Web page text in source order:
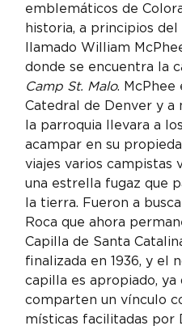
emblemáticos de
historia, a principios
llamado William
donde se encuentra la
Camp St. Malo.
Catedral de Denver y a
la parroquia llevara a
acampar en su
viajes varios campistas
una estrella fugaz que
la tierra. Fueron a
Roca que ahora
Capilla de Santa
finalizada en 1936, y el
capilla es apropiado,
comparten un vínculo
místicas facilitadas por